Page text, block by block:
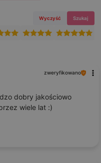
Wyczyść Szukaj
zweryfikowano
dobry jakościowo
wiele lat :)